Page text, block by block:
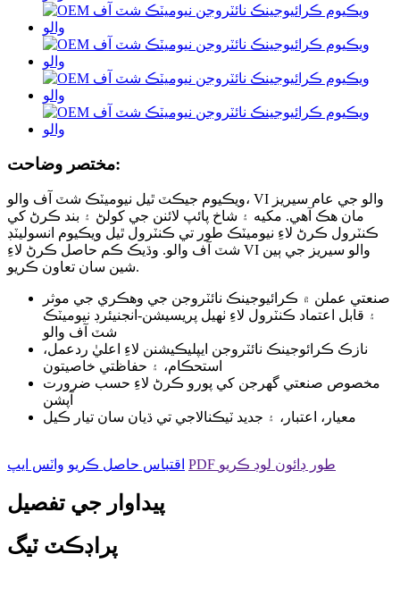
مختصر وضاحت:
ويڪيوم جيڪٽ ٿيل نيوميٽڪ شٽ آف والو، VI والو جي عام سيريز
مان هڪ آهي. مکيه ۽ شاخ پائپ لائنن جي کولڻ ۽ بند ڪرڻ کي
ڪنٽرول ڪرڻ لاءِ نيوميٽڪ طور تي ڪنٽرول ٿيل ويڪيوم انسوليٽڊ
شٽ آف والو. وڌيڪ ڪم حاصل ڪرڻ لاءِ VI والو سيريز جي ٻين
شين سان تعاون ڪريو.
صنعتي عملن ۾ ڪرائيوجينڪ نائٽروجن جي وهڪري جي موثر
۽ قابل اعتماد ڪنٽرول لاءِ ٺهيل پريسيشن-انجنيئرڊ نيوميٽڪ
شٽ آف والو
نازڪ ڪرائوجينڪ نائٽروجن ايپليڪيشنن لاءِ اعليٰ ردعمل،
استحڪام، ۽ حفاظتي خاصيتون
مخصوص صنعتي گهرجن کي پورو ڪرڻ لاءِ حسب ضرورت
آپشن
معيار، اعتبار، ۽ جديد ٽيڪنالاجي تي ڌيان سان تيار ڪيل
اقتباس حاصل ڪريو واٽس ايپ PDF طور ڊائون لوڊ ڪريو
پيداوار جي تفصيل
پراڊڪٽ ٽيگ